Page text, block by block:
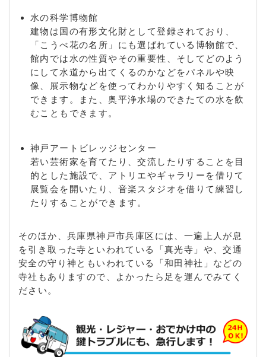
水の科学博物館
建物は国の有形文化財として登録されており、
「こうべ花の名所」にも選ばれている博物館で、
館内では水の性質やその重要性、そしてどのよう
にして水道から出てくるのかなどをパネルや映
像、展示物などを使ってわかりやすく知ることが
できます。また、奥平浄水場のできたての水を飲
むこともできます。
神戸アートビレッジセンター
若い芸術家を育てたり、交流したりすることを目
的とした施設で、アトリエやギャラリーを借りて
展覧会を開いたり、音楽スタジオを借りて練習し
たりすることができます。
そのほか、兵庫県神戸市兵庫区には、一遍上人が息
を引き取った寺といわれている「真光寺」や、交通
安全の守り神ともいわれている「和田神社」などの
寺社もありますので、よかったら足を運んでみてく
ださい。